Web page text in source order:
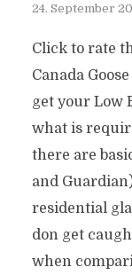
24. September
Click to rate
Canada
get your Low
what is
there are
and
residential
don get
when